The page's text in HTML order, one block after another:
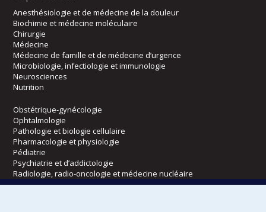
Anesthésiologie et de médecine de la douleur
Biochimie et médecine moléculaire
Chirurgie
Médecine
Médecine de famille et de médecine d’urgence
Microbiologie, infectiologie et immunologie
Neurosciences
Nutrition
Obstétrique-gynécologie
Ophtalmologie
Pathologie et biologie cellulaire
Pharmacologie et physiologie
Pédiatrie
Psychiatrie et d’addictologie
Radiologie, radio-oncologie et médecine nucléaire